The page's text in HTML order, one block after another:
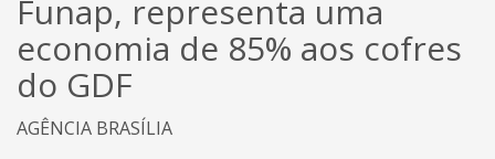
Funap, representa uma
economia de 85% aos cofres
do GDF
AGÊNCIA BRASÍLIA